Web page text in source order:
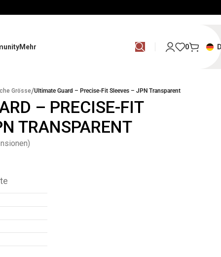
Mehr 0
Grösse/Ultimate Guard – Precise-Fit Sleeves – JPN Transparent
– PRECISE-FIT
TRANSPARENT